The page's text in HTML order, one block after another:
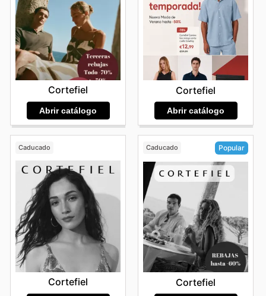
Cortefiel
Abrir catálogo
Cortefiel
Abrir catálogo
Caducado
Cortefiel
Caducado Popular
Cortefiel